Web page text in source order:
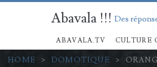
Abavala !!! Des
ABAVALA.TV CULTURE
HOME > DOMOTIQUE >